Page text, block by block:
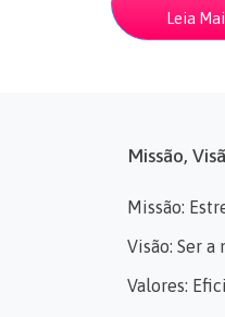
Leia
Missão,
Missão:
Visão: Ser
Valores: